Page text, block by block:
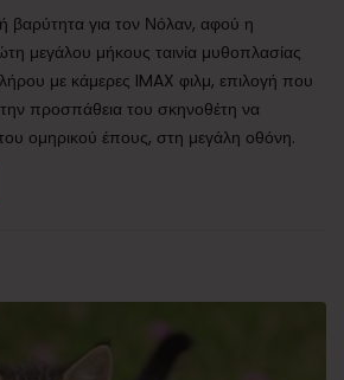
βαρύτητα για τον Νόλαν, αφού η
μεγάλου μήκους ταινία μυθοπλασίας
με κάμερες IMAX φιλμ, επιλογή που
προσπάθεια του σκηνοθέτη να
ομηρικού έπους, στη μεγάλη οθόνη.